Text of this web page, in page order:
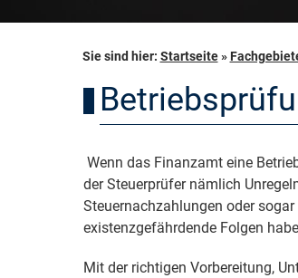
Sie sind hier: Startseite»
Wenn das Finanzamt eine
der Steuerprüfer nämlich
Steuernachzahlungen oder
existenzgefährdende Folgen
Mit der richtigen Vorbereitung,